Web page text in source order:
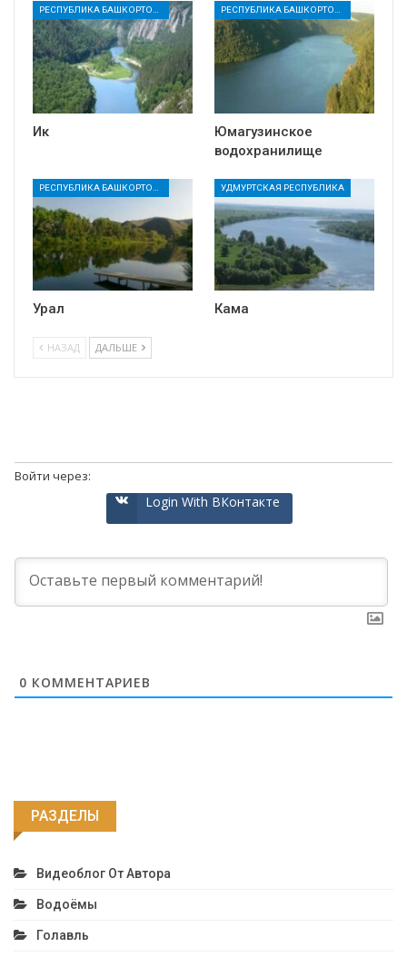
РЕСПУБЛИКА БАШКОРТОСТАН
Ик
РЕСПУБЛИКА БАШКОРТОСТАН
Юмагузинское
водохранилище
Урал
УДМУРТСКАЯ РЕСПУБЛИКА
Кама
НАЗАД ДАЛЬШЕ
Войти через:
Login With ВКонтакте
0 КОММЕНТАРИЕВ
РАЗДЕЛЫ
Видеоблог От Автора
Водоёмы
Голавль